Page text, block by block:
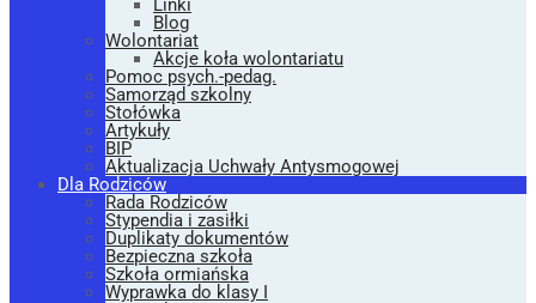
Linki
Blog
Wolontariat
Akcje koła wolontariatu
Pomoc psych.-pedag.
Samorząd szkolny
Stołówka
Artykuły
BIP
Aktualizacja Uchwały Antysmogowej
Dla Rodziców
Rada Rodziców
Stypendia i zasiłki
Duplikaty dokumentów
Bezpieczna szkoła
Szkoła ormiańska
Wyprawka do klasy I